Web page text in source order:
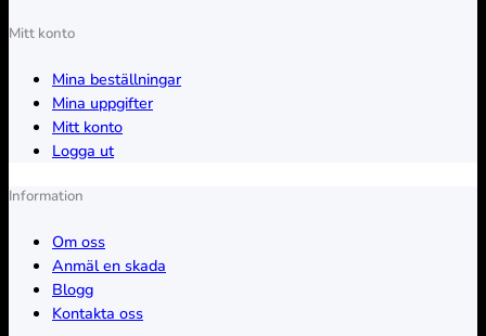
Mitt konto
Mina beställningar
Mina uppgifter
Mitt konto
Logga ut
Information
Om oss
Anmäl en skada
Blogg
Kontakta oss